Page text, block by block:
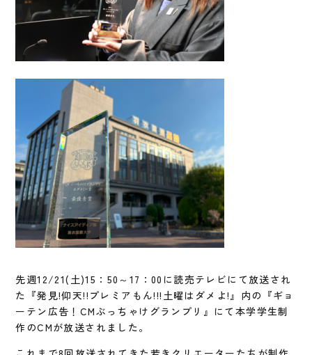
先週12/21(土)15：50～17：00に読売テレビにて放送され
た『発見!仰天!!プレミアもん!!!土曜はダメよ!』内の『ギョ
ーテン広告！CMぶっちゃけグランプリ』にて本学学生制
作のCMが放送されました。